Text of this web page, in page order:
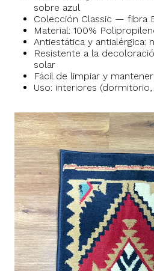
sobre azul
Colección Classic — fibra
Material: 100%
Antiestática y antialérgica:
Resistente a la
solar
Fácil de limpiar y mantener
Uso: interiores